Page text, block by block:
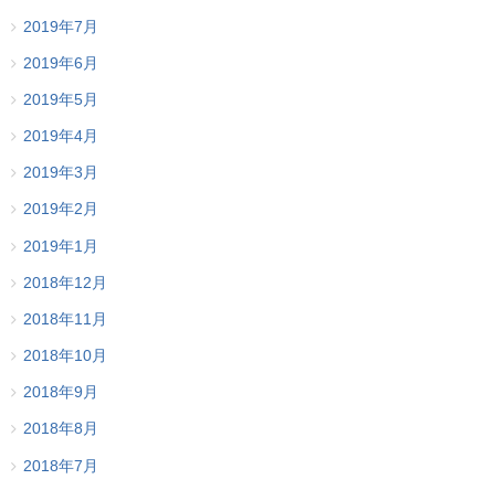
2019年7月
2019年6月
2019年5月
2019年4月
2019年3月
2019年2月
2019年1月
2018年12月
2018年11月
2018年10月
2018年9月
2018年8月
2018年7月